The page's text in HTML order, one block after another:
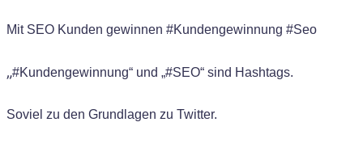
Mit SEO Kunden gewinnen #Kundengewinnung #Seo
„#Kundengewinnung“ und „#SEO“ sind Hashtags.
Soviel zu den Grundlagen zu Twitter.